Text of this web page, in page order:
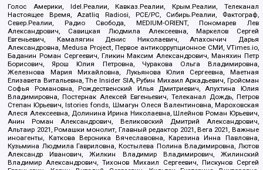
Голос Америки, Idel.Реалии, Кавказ.Реалии, Крым.Реалии, Телеканал
Настоящее Время, Azatliq Radiosi, PCE/PC, Сибирь.Реалии, Фактограф,
Север.Реалии, Радио Свобода, MEDIUM-ORIENT, Пономарев Лев
Александрович, Савицкая Людмила Алексеевна, Маркелов Сергей
Евгеньевич, Камалягин Денис Николаевич, Апахончич Дарья
Александровна, Medusa Project, Первое антикоррупционное СМИ, VTimes.io,
Баданин Роман Сергеевич, Гликин Максим Александрович, Маняхин Петр
Борисович, Ярош Юлия Петровна, Чуракова Ольга Владимировна,
Железнова Мария Михайловна, Лукьянова Юлия Сергеевна, Маетная
Елизавета Витальевна, The Insider SIA, Рубин Михаил Аркадьевич, Гройсман
Софья Романовна, Рождественский Илья Дмитриевич, Апухтина Юлия
Владимировна, Постернак Алексей Евгеньевич, Телеканал Дождь, Петров
Степан Юрьевич, Istories fonds, Шмагун Олеся Валентиновна, Мароховская
Алеся Алексеевна, Долинина Ирина Николаевна, Шлейнов Роман Юрьевич,
Анин Роман Александрович, Великовский Дмитрий Александрович,
Альтаир 2021, Ромашки монолит, Главный редактор 2021, Вега 2021, Важные
иноагенты, Каткова Вероника Вячеславовна, Карезина Инна Павловна,
Кузьмина Людмила Гавриловна, Костылева Полина Владимировна, Лютов
Александр Иванович, Жилкин Владимир Владимирович, Жилинский
Владимир Александрович, Тихонов Михаил Сергеевич, Пискунов Сергей